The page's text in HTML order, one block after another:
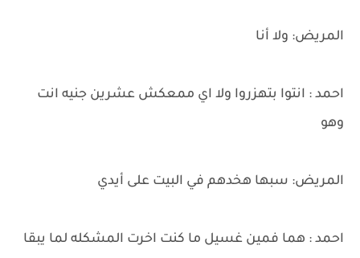
المريض: ولا أنا
احمد : انتوا بتهزروا ولا اي ممعكش عشرين جنيه انت
وهو
المريض: سبها هخدهم في البيت على أيدي
احمد : هما فمين غسيل ما كنت اخرت المشكله لما يبقا